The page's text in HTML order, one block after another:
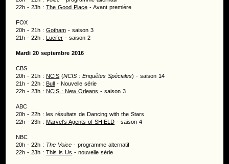
22h - 23h :The Good Place - Avant première
FOX
20h - 21h :Gotham - saison 3
21h - 22h :Lucifer - saison 2
Mardi 20 septembre 2016
CBS
20h - 21h :NCIS (NCIS : Enquêtes Spéciales) - saison 14
21h - 22h :Bull - Nouvelle série
22h - 23h :NCIS : New Orleans - saison 3
ABC
20h - 22h : les résultats de Dancing with the Stars
22h - 23h :Marvel's Agents of SHIELD - saison 4
NBC
20h - 22h : The Voice - programme alternatif
22h - 23h :This is Us - nouvelle série